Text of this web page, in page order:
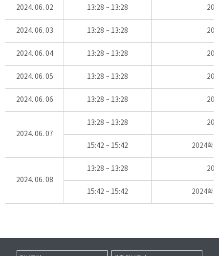
2024. 06. 02 13:28 ~ 13:28
2024. 06. 03 13:28 ~ 13:28
2024. 06. 04 13:28 ~ 13:28
2024. 06. 05 13:28 ~ 13:28
2024. 06. 06 13:28 ~ 13:28
2024. 06. 07
13:28 ~ 13:28
15:42 ~ 15:42 2024학
2024. 06. 08
13:28 ~ 13:28
15:42 ~ 15:42 2024학